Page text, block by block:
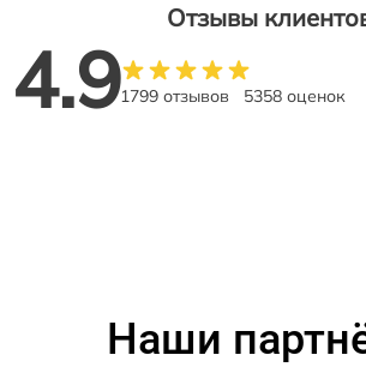
Отзывы
4.91799 отзывов 5358 оценок
Наши